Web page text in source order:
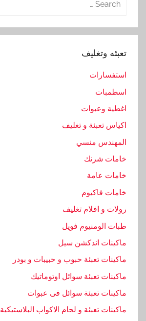
تعبئه وتغليف
استفسارات
اسطمبات
اغطية وعبوات
اكياس تعبئة و تغليف
المهندس منسي
خامات شرنك
خامات عامة
خامات فاكيوم
رولات و افلام تغليف
طبات الومنيوم فويل
ماكينات اندكشن سيل
ماكينات تعبئة حبوب و حبيبات و بودر
ماكينات تعبئة سوائل اوتوماتيك
ماكينات تعبئة سوائل فى عبوات
ماكينات تعبئة و لحام الاكواب البلاستيكية